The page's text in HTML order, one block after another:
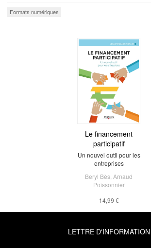
Formats numériques
Le financement
participatif
Un nouvel outil pour les
entreprises
Beryl Bès Arnaud
Poissonnier
14,99 €
LETTRE D'INFORMATION